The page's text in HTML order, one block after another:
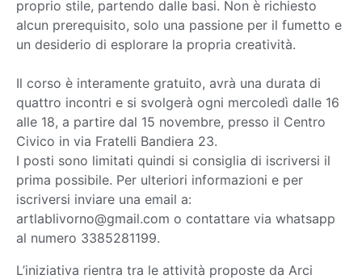
proprio stile, partendo dalle basi. Non è richiesto
alcun prerequisito, solo una passione per il fumetto e
un desiderio di esplorare la propria creatività.
Il corso è interamente gratuito, avrà una durata di
quattro incontri e si svolgerà ogni mercoledì dalle 16
alle 18, a partire dal 15 novembre, presso il Centro
Civico in via Fratelli Bandiera 23.
I posti sono limitati quindi si consiglia di iscriversi il
prima possibile. Per ulteriori informazioni e per
iscriversi inviare una email a:
artlablivorno@gmail.com o contattare via whatsapp
al numero 3385281199.
L’iniziativa rientra tra le attività proposte da Arci